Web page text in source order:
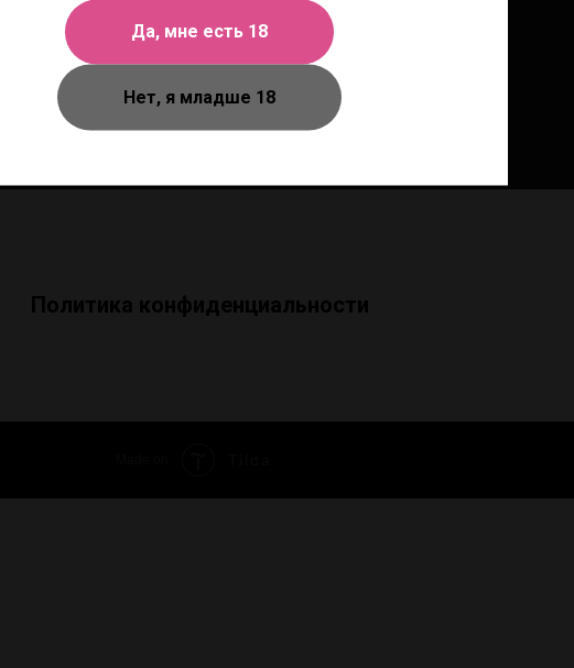
Да, мне есть 18
Нет, я младше 18
Нижний Новгород, ул. Большая Покровская, 9
Пн.-вс. - 10:00-22:00
Политика конфиденциальности